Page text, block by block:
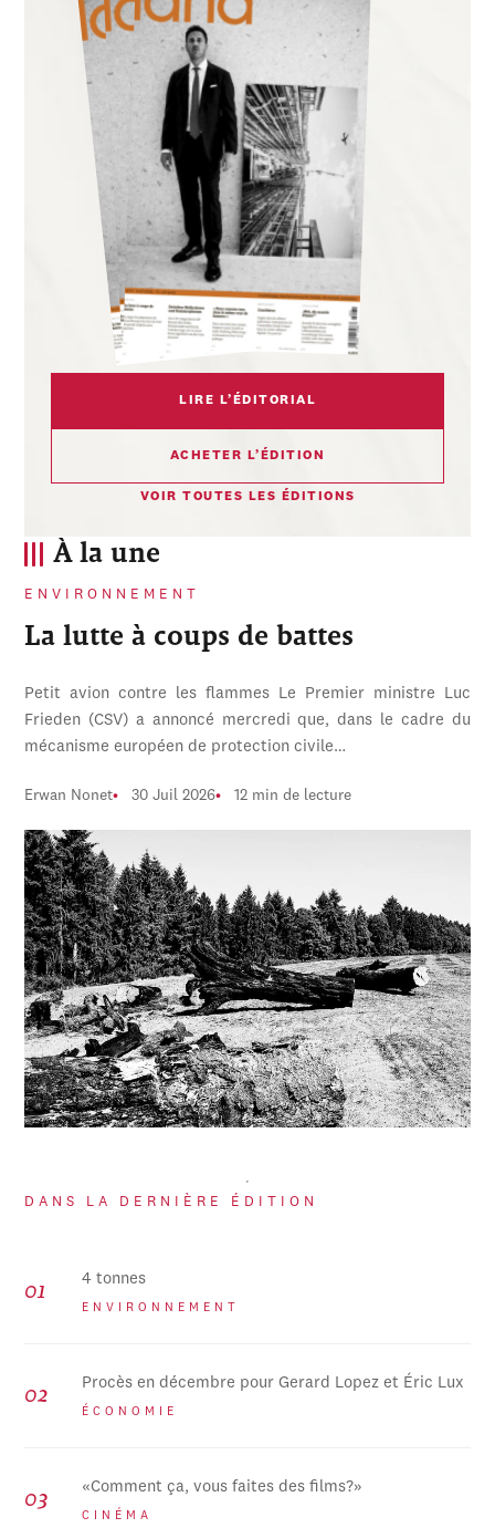
À la une
ENVIRONNEMENT
La lutte à coups de battes
Petit avion contre les flammes Le Premier ministre Luc
Frieden (CSV) a annoncé mercredi que, dans le cadre du
mécanisme européen de protection civile…
Erwan Nonet 30 Juil 2026 12 min de lecture
DANS LA DERNIÈRE ÉDITION
4 tonnes
ENVIRONNEMENT
Procès en décembre pour Gerard Lopez et Éric Lux
ÉCONOMIE
«Comment ça, vous faites des films?»
CINÉMA
LIRE L’ÉDITORIAL
ACHETER L’ÉDITION
VOIR TOUTES LES ÉDITIONS